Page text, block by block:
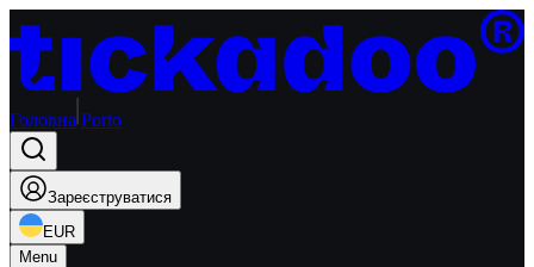
Головна Porto
Зареєструватися
EUR
Menu